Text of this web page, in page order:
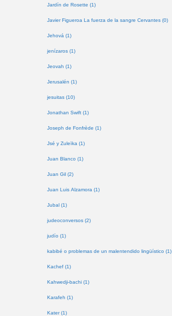
Jardín de Rosette (1)
Javier Figueroa La fuerza de la sangre Cervantes (0)
Jehová (1)
jenízaros (1)
Jeovah (1)
Jerusalén (1)
jesuitas (10)
Jonathan Swift (1)
Joseph de Fonfrède (1)
Jsé y Zuleïka (1)
Juan Blanco (1)
Juan Gil (2)
Juan Luis Alzamora (1)
Jubal (1)
judeoconversos (2)
judío (1)
kabibé o problemas de un malentendido lingüístico (1)
Kachef (1)
Kahwedji-bachi (1)
Karafeh (1)
Kater (1)